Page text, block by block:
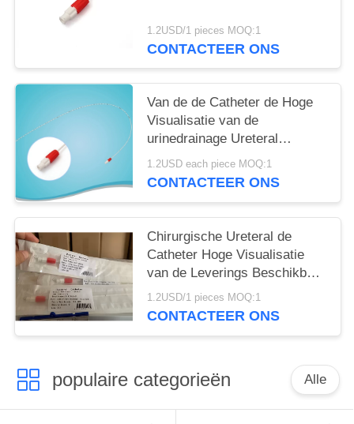
1.2USD/1 pieces MOQ:1
CONTACTEER ONS
Van de de Catheter de Hoge
Visualisatie van de
urinedrainage Ureteral
Catheter
1.2USD each piece MOQ:1
CONTACTEER ONS
Chirurgische Ureteral de
Catheter Hoge Visualisatie
van de Leverings Beschikbare
Adapter
1.2USD/1 pieces MOQ:1
CONTACTEER ONS
populaire categorieën Alle